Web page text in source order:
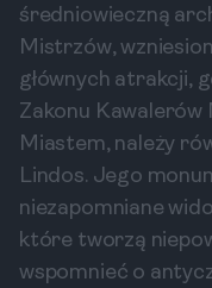
średniowieczną
Mistrzów,
głównych atrakcji,
Zakonu Kawalerów
Miastem, należy
Lindos. Jego
niezapomniane
które tworzą
wspomnieć o